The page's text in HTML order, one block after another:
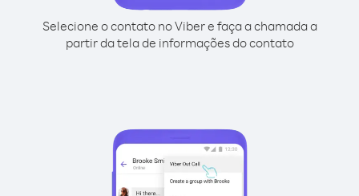
Selecione o contato no Viber e faça a chamada a
partir da tela de informações do contato